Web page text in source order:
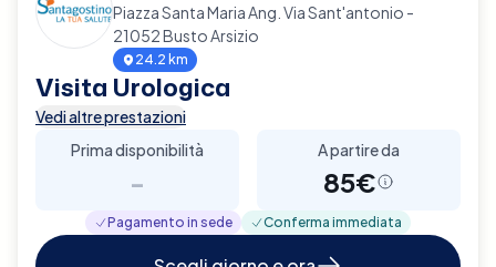
Piazza Santa Maria Ang. Via Sant'antonio -
21052 Busto Arsizio
24.2 km
Visita Urologica
Vedi altre prestazioni
Prima disponibilità
-
A partire da
85€
Pagamento in sede Conferma immediata